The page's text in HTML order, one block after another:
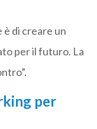
è di creare un
per il futuro. La
per